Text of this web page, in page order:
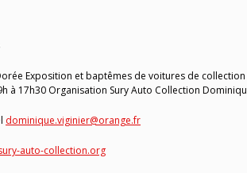
Exposition et baptêmes de voitures de
à 17h30 Organisation Sury Auto Collection
dominique.viginier@orange.fr
auto-collection.org